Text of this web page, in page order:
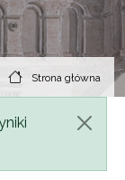
Strona główna